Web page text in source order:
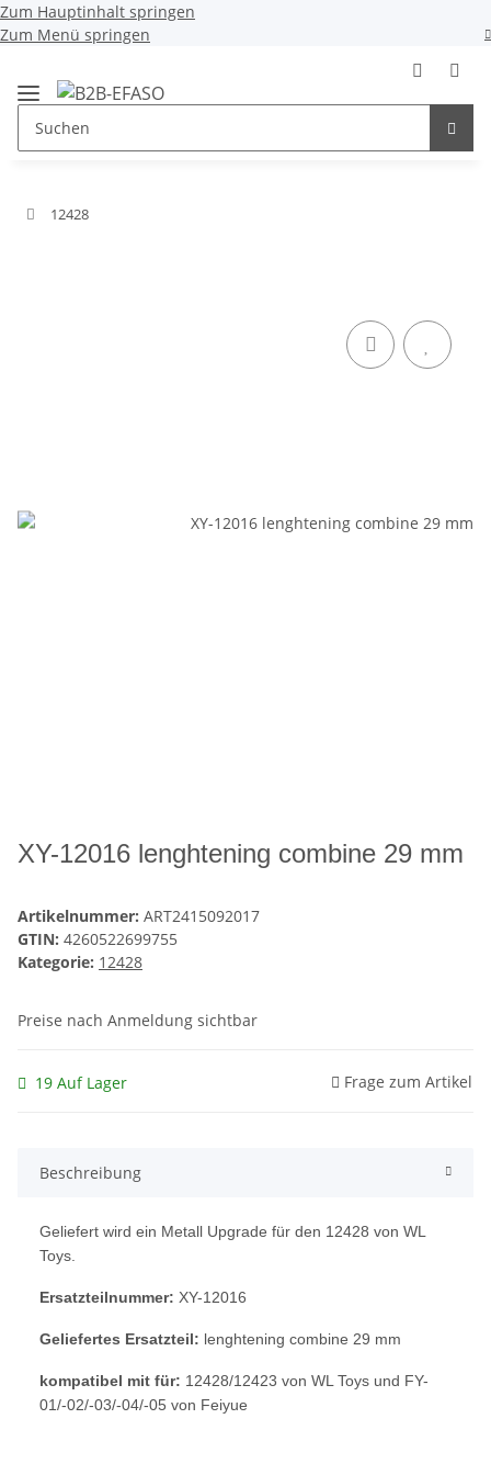
Zum Hauptinhalt springen
Zum Menü springen
12428
XY-12016 lenghtening combine 29 mm
Artikelnummer: ART2415092017
GTIN: 4260522699755
Kategorie: 12428
Preise nach Anmeldung sichtbar
19 Auf Lager Frage zum Artikel
Beschreibung
Geliefert wird ein Metall Upgrade für den 12428 von WL
Toys.
Ersatzteilnummer: XY-12016
Geliefertes Ersatzteil: lenghtening combine 29 mm
kompatibel mit für: 12428/12423 von WL Toys und FY-
01/-02/-03/-04/-05 von Feiyue